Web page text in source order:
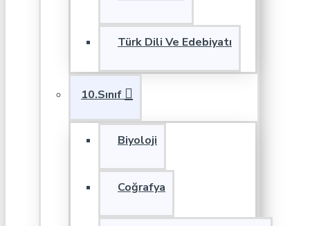
Türk Dili Ve Edebiyatı
10.Sınıf
Biyoloji
Coğrafya